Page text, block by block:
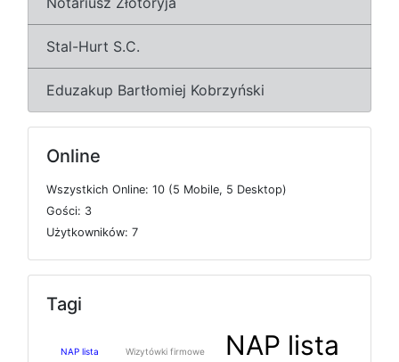
Stal-Hurt S.C.
Eduzakup Bartłomiej Kobrzyński
Online
Wszystkich Online: 10 (5 Mobile, 5 Desktop)
Gości: 3
Użytkowników: 7
Tagi
NAP lista Wizytówki firmowe
NAP lista